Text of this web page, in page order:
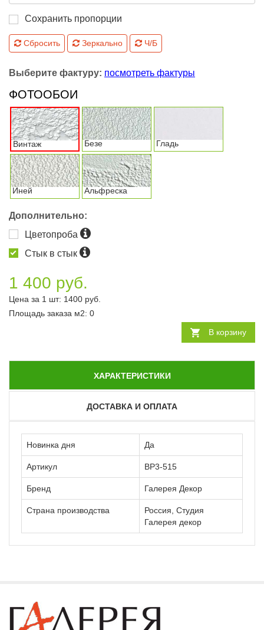
Сохранить пропорции
Сбросить Зеркально Ч/Б
Выберите фактуру: посмотреть фактуры
ФОТООБОИ
Винтаж Безе Гладь
Иней Альфреска
Дополнительно:
Цветопроба
Стык в стык
1 400 руб.
Цена за 1 шт: 1400 руб.
Площадь заказа м2: 0
В корзину
ХАРАКТЕРИСТИКИ
ДОСТАВКА И ОПЛАТА
Новинка дня Да
Артикул ВР3-515
Бренд Галерея Декор
Страна производства
Россия, Студия
Галерея декор